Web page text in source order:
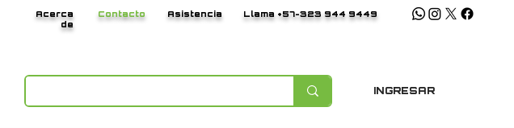
Acerca
de
Contacto Asistencia Llama +57-323 944 9449
INGRESAR